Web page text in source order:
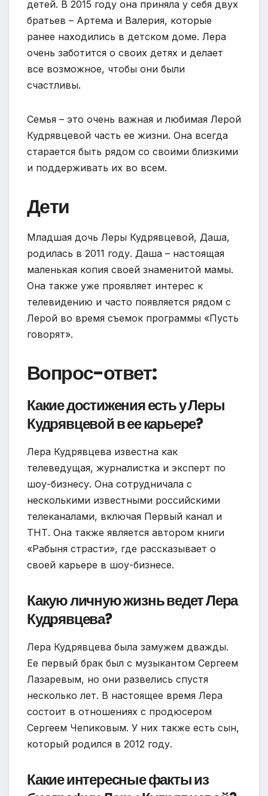
детей. В 2015 году она приняла у себя двух
братьев – Артема и Валерия, которые
ранее находились в детском доме. Лера
очень заботится о своих детях и делает
все возможное, чтобы они были
счастливы.
Семья – это очень важная и любимая Лерой
Кудрявцевой часть ее жизни. Она всегда
старается быть рядом со своими близкими
и поддерживать их во всем.
Дети
Младшая дочь Леры Кудрявцевой, Даша,
родилась в 2011 году. Даша – настоящая
маленькая копия своей знаменитой мамы.
Она также уже проявляет интерес к
телевидению и часто появляется рядом с
Лерой во время съемок программы «Пусть
говорят».
Вопрос-ответ:
Какие достижения есть у Леры
Кудрявцевой в ее карьере?
Лера Кудрявцева известна как
телеведущая, журналистка и эксперт по
шоу-бизнесу. Она сотрудничала с
несколькими известными российскими
телеканалами, включая Первый канал и
ТНТ. Она также является автором книги
«Рабыня страсти», где рассказывает о
своей карьере в шоу-бизнесе.
Какую личную жизнь ведет Лера
Кудрявцева?
Лера Кудрявцева была замужем дважды.
Ее первый брак был с музыкантом Сергеем
Лазаревым, но они развелись спустя
несколько лет. В настоящее время Лера
состоит в отношениях с продюсером
Сергеем Чепиковым. У них также есть сын,
который родился в 2012 году.
Какие интересные факты из